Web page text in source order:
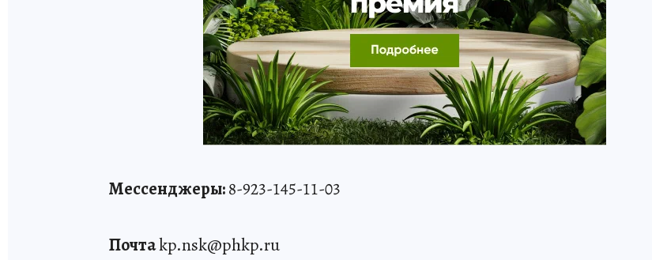
Мессенджеры:8-923-145-11-03
Почтаkp.nsk@phkp.ru